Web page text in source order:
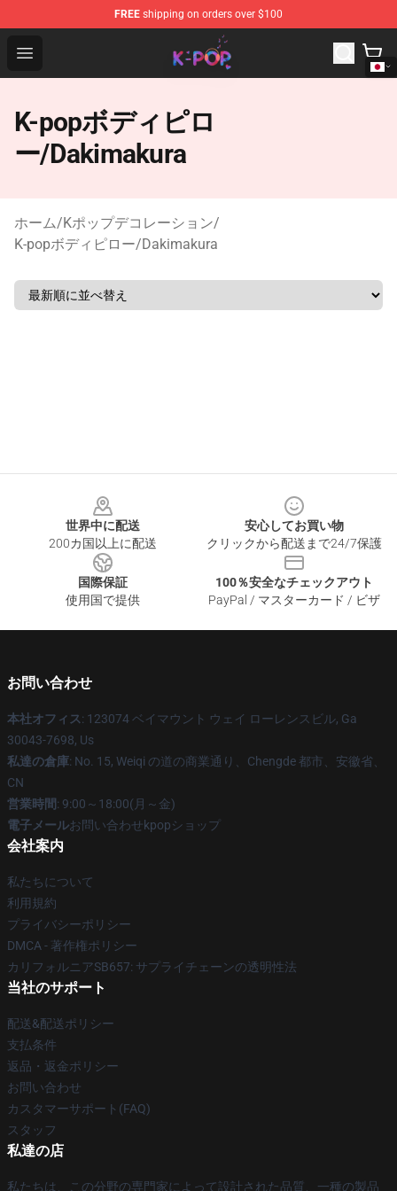
FREE shipping on orders over $100
Open menu
K-pop Store - Official K-pop Merchandise Shop
K-popボディピロ
ー/Dakimakura
ホーム/Kポップデコレーション/
K-popボディピロー/Dakimakura
世界中に配送
200カ国以上に配送
安心してお買い物
クリックから配送まで24/7保護
国際保証
使用国で提供
100％安全なチェックアウト
PayPal / マスターカード / ビザ
お問い合わせ
本社オフィス: 123074 ベイマウント ウェイ ローレンスビル, Ga
30043-7698, Us
私達の倉庫: No. 15, Weiqi の道の商業通り、Chengde 都市、安徽省、
CN
営業時間: 9:00～18:00(月～金)
電子メールお問い合わせkpopショップ
会社案内
私たちについて
利用規約
プライバシーポリシー
DMCA - 著作権ポリシー
カリフォルニアSB657: サプライチェーンの透明性法
当社のサポート
配送&配送ポリシー
支払条件
返品・返金ポリシー
お問い合わせ
カスタマーサポート(FAQ)
スタッフ
私達の店
私たちは、この分野の専門家によって設計された品質、一種の製品